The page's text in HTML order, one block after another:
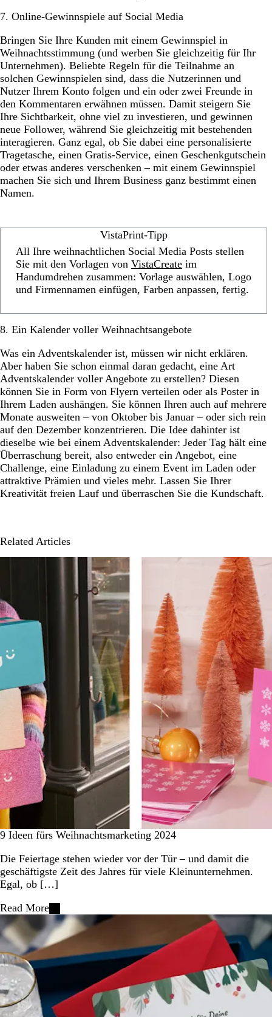
7. Online-Gewinnspiele auf Social Media
Bringen Sie Ihre Kunden mit einem Gewinnspiel in
Weihnachtsstimmung (und werben Sie gleichzeitig für Ihr
Unternehmen). Beliebte Regeln für die Teilnahme an
solchen Gewinnspielen sind, dass die Nutzerinnen und
Nutzer Ihrem Konto folgen und ein oder zwei Freunde in
den Kommentaren erwähnen müssen. Damit steigern Sie
Ihre Sichtbarkeit, ohne viel zu investieren, und gewinnen
neue Follower, während Sie gleichzeitig mit bestehenden
interagieren. Ganz egal, ob Sie dabei eine personalisierte
Tragetasche, einen Gratis-Service, einen Geschenkgutschein
oder etwas anderes verschenken – mit einem Gewinnspiel
machen Sie sich und Ihrem Business ganz bestimmt einen
Namen.
VistaPrint-Tipp
All Ihre weihnachtlichen Social Media Posts stellen
Sie mit den Vorlagen von VistaCreate im
Handumdrehen zusammen: Vorlage auswählen, Logo
und Firmennamen einfügen, Farben anpassen, fertig.
8. Ein Kalender voller Weihnachtsangebote
Was ein Adventskalender ist, müssen wir nicht erklären.
Aber haben Sie schon einmal daran gedacht, eine Art
Adventskalender voller Angebote zu erstellen? Diesen
können Sie in Form von Flyern verteilen oder als Poster in
Ihrem Laden aushängen. Sie können Ihren auch auf mehrere
Monate ausweiten – von Oktober bis Januar – oder sich rein
auf den Dezember konzentrieren. Die Idee dahinter ist
dieselbe wie bei einem Adventskalender: Jeder Tag hält eine
Überraschung bereit, also entweder ein Angebot, eine
Challenge, eine Einladung zu einem Event im Laden oder
attraktive Prämien und vieles mehr. Lassen Sie Ihrer
Kreativität freien Lauf und überraschen Sie die Kundschaft.
Related Articles
9 Ideen fürs Weihnachtsmarketing 2024
Die Feiertage stehen wieder vor der Tür – und damit die
geschäftigste Zeit des Jahres für viele Kleinunternehmen.
Egal, ob […]
Read More